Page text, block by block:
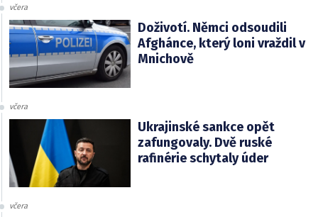
včera
Doživotí. Němci odsoudili
Afghánce, který loni vraždil v
Mnichově
včera
Ukrajinské sankce opět
zafungovaly. Dvě ruské
rafinérie schytaly úder
včera